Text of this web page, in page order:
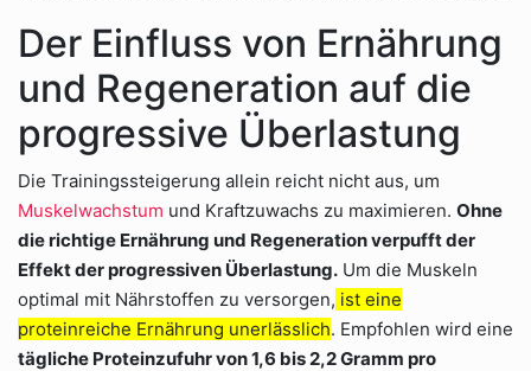
Der Einfluss von Ernährung
und Regeneration auf die
progressive Überlastung
Die Trainingssteigerung allein reicht nicht aus, um
Muskelwachstum und Kraftzuwachs zu maximieren. Ohne
die richtige Ernährung und Regeneration verpufft der
Effekt der progressiven Überlastung. Um die Muskeln
optimal mit Nährstoffen zu versorgen, ist eine
proteinreiche Ernährung unerlässlich. Empfohlen wird eine
tägliche Proteinzufuhr von 1,6 bis 2,2 Gramm pro